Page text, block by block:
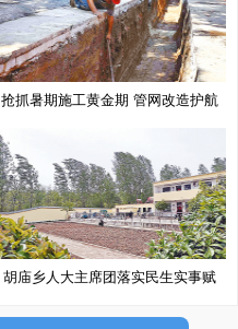
抢抓暑期施工黄金期 管网改造护航
胡庙乡人大主席团落实民生实事赋